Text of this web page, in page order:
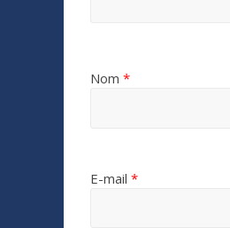
Nom *
E-mail *